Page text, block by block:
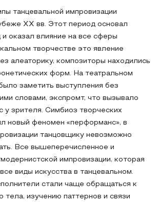
танцевальной импровизации
XX вв. Этот период основал
оказал влияние на все сферы
творчестве это явление
алеаторику, композиторы находились
форм. На театральном
заметить выступления без
словами, экспромт, что вызывало
у зрителя. Симбиоз творческих
новый феномен «перформанс», в
танцовщику невозможно
Все вышеперечисленное и
импровизации, которая
виды искусства в танцевальном.
стали чаще обращаться к
тела, изучению паттернов и связи